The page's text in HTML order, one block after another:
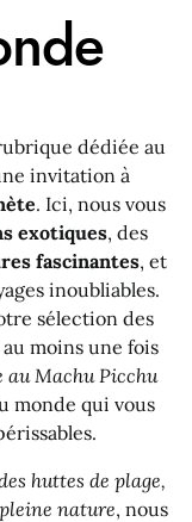
dédiée au
invitation à
. Ici, nous vous
exotiques, des
fascinantes, et
inoubliables.
sélection des
moins une fois
au Machu Picchu
monde qui vous
huttes de plage,
nature, nous